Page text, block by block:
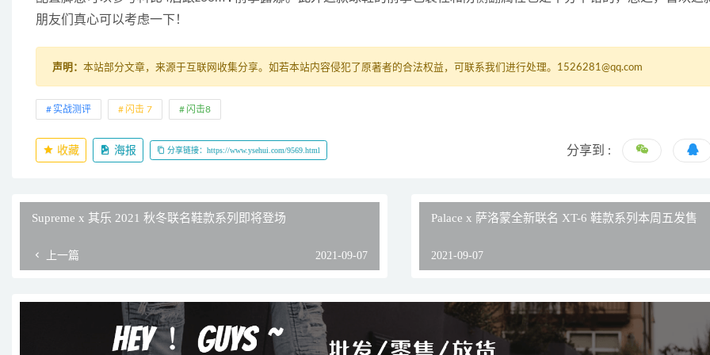
朋友们真心可以考虑一下！
声明： 本站部分文章，来源于互联网收集分享。如若本站内容侵犯了原著者的合法权益，可联系我们进行处理。1526281@qq.com
实战测评 闪击 7 闪击8
收藏 海报 分享链接：https://www.ysehui.com/9569.html 分享到 :
Supreme x 其乐 2021 秋冬联名鞋款系列即将登场
上一篇 2021-09-07
Palace x 萨洛蒙全新联名 XT-6 鞋款系列本周五发售
2021-09-07